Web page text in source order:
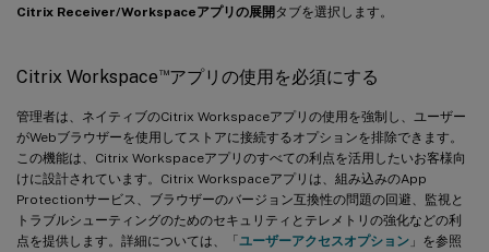
Citrix Receiver/Workspaceアプリの展開タブを選択します。
Citrix Workspace™アプリの使用を必須にする
管理者は、ネイティブのCitrix Workspaceアプリの使用を強制し、ユーザー
がWebブラウザーを使用してストアに接続するオプションを排除できます。
この機能は、Citrix Workspaceアプリのすべての利点を活用したいお客様向
けに設計されています。Citrix Workspaceアプリは、組み込みのApp
Protectionサービス、ブラウザーのバージョン互換性の問題の回避、監視と
トラブルシューティングのためのセキュリティとテレメトリの強化などの利
点を提供します。詳細については、「ユーザーアクセスオプション 」を参照